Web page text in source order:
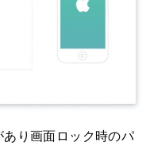
り画面ロック時のパ